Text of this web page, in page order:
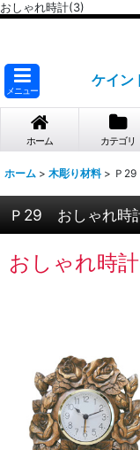
おしゃれ時計(3)
メニュー
ケイ
ホーム カテゴリ
ホーム > 木彫り材料 > Ｐ
Ｐ29 おしゃれ時
おしゃれ時